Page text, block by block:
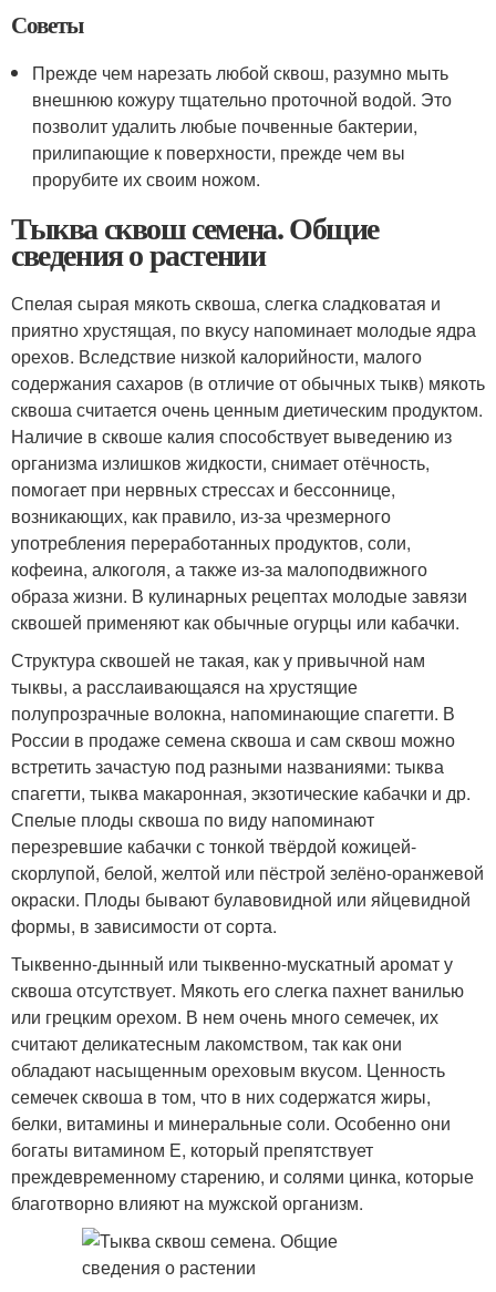
Советы
Прежде чем нарезать любой сквош, разумно мыть
внешнюю кожуру тщательно проточной водой. Это
позволит удалить любые почвенные бактерии,
прилипающие к поверхности, прежде чем вы
прорубите их своим ножом.
Тыква сквош семена. Общие
сведения о растении
Спелая сырая мякоть сквоша, слегка сладковатая и
приятно хрустящая, по вкусу напоминает молодые ядра
орехов. Вследствие низкой калорийности, малого
содержания сахаров (в отличие от обычных тыкв) мякоть
сквоша считается очень ценным диетическим продуктом.
Наличие в сквоше калия способствует выведению из
организма излишков жидкости, снимает отёчность,
помогает при нервных стрессах и бессоннице,
возникающих, как правило, из-за чрезмерного
употребления переработанных продуктов, соли,
кофеина, алкоголя, а также из-за малоподвижного
образа жизни. В кулинарных рецептах молодые завязи
сквошей применяют как обычные огурцы или кабачки.
Структура сквошей не такая, как у привычной нам
тыквы, а расслаивающаяся на хрустящие
полупрозрачные волокна, напоминающие спагетти. В
России в продаже семена сквоша и сам сквош можно
встретить зачастую под разными названиями: тыква
спагетти, тыква макаронная, экзотические кабачки и др.
Спелые плоды сквоша по виду напоминают
перезревшие кабачки с тонкой твёрдой кожицей-
скорлупой, белой, желтой или пёстрой зелёно-оранжевой
окраски. Плоды бывают булавовидной или яйцевидной
формы, в зависимости от сорта.
Тыквенно-дынный или тыквенно-мускатный аромат у
сквоша отсутствует. Мякоть его слегка пахнет ванилью
или грецким орехом. В нем очень много семечек, их
считают деликатесным лакомством, так как они
обладают насыщенным ореховым вкусом. Ценность
семечек сквоша в том, что в них содержатся жиры,
белки, витамины и минеральные соли. Особенно они
богаты витамином Е, который препятствует
преждевременному старению, и солями цинка, которые
благотворно влияют на мужской организм.